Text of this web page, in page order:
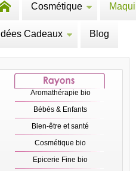
Cosmétique
Idées Cadeaux Blog
Aromathérapie bio
Bébés & Enfants
Bien-être et santé
Cosmétique bio
Epicerie Fine bio